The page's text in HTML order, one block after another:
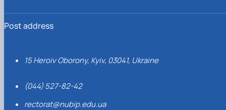
Post address
15 Heroiv Oborony, Kyiv, 03041, Ukraine
(044) 527-82-42
rectorat@nubip.edu.ua